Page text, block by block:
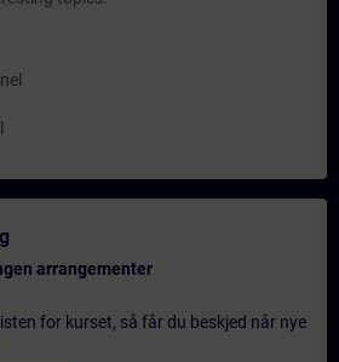
arrangementer
for kurset, så får du beskjed når nye